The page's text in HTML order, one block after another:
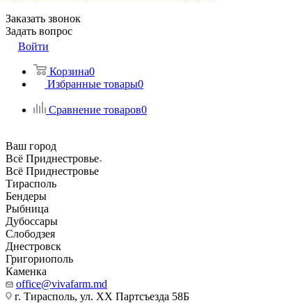
Заказать звонок
Задать вопрос
Войти
Корзина0
Избранные товары0
Сравнение товаров0
Ваш город
Всё Приднестровье
Всё Приднестровье
Тирасполь
Бендеры
Рыбница
Дубоссары
Слободзея
Днестровск
Григориополь
Каменка
office@vivafarm.md
г. Тирасполь, ул. ХХ Партсъезда 58Б